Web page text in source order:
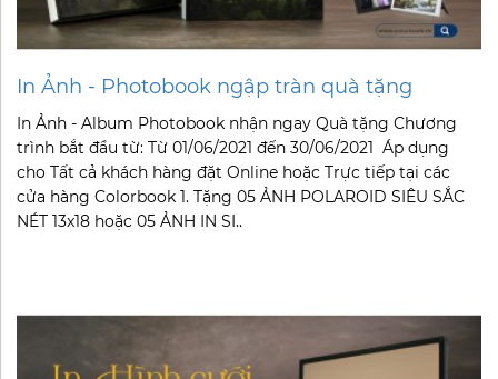
In Ảnh - Photobook ngập tràn quà tặng
In Ảnh - Album Photobook nhận ngay Quà tặng Chương
trình bắt đầu từ: Từ 01/06/2021 đến 30/06/2021 Áp dụng
cho Tất cả khách hàng đặt Online hoặc Trực tiếp tại các
cửa hàng Colorbook 1. Tặng 05 ẢNH POLAROID SIÊU SẮC
NÉT 13x18 hoặc 05 ẢNH IN SI..